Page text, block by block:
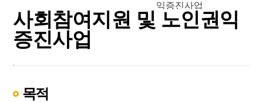
익증진사업
사회참여지원 및 노인권익
증진사업
목적